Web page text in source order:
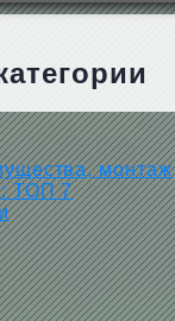
монтаж
ТОП 7